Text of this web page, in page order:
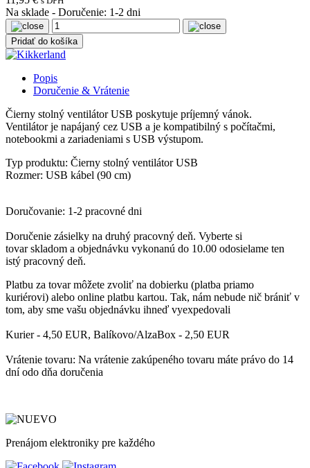
Na sklade - Doručenie: 1-2 dni
Pridať do košíka
Popis
Doručenie & Vrátenie
Čierny stolný ventilátor USB poskytuje príjemný vánok.
Ventilátor je napájaný cez USB a je kompatibilný s počítačmi,
notebookmi a zariadeniami s USB výstupom.
Typ produktu: Čierny stolný ventilátor USB
Rozmer: USB kábel (90 cm)
Doručovanie: 1-2 pracovné dni
Doručenie zásielky na druhý pracovný deň. Vyberte si
tovarskladom a objednávku vykonanú do 10.00 odosielame ten
istý pracovný deň.
Platbu za tovar môžete zvoliť na dobierku (platba priamo
kuriérovi) alebo online platbu kartou. Tak, nám nebude nič brániť v
tom, aby sme vašu objednávku ihneď vyexpedovali
Kurier - 4,50 EUR, Balíkovo/AlzaBox - 2,50 EUR
Vrátenie tovaru: Na vrátenie zakúpeného tovaru máte právo do 14
dní odo dňa doručenia
Prenájom elektroniky pre každého